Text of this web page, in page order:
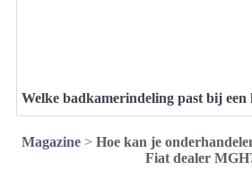
Welke badkamerindeling past bij een
Magazine > Hoe kan je
Fiat dealer